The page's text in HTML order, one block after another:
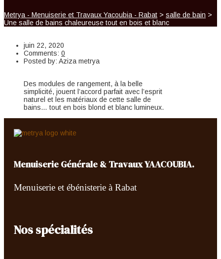
Metrya - Menuiserie et Travaux Yacoubia - Rabat > salle de bain >
Une salle de bains chaleureuse tout en bois et blanc
juin 22, 2020
Comments: 0
Posted by: Aziza metrya
Des modules de rangement, à la belle
simplicité, jouent l’accord parfait avec l’esprit
naturel et les matériaux de cette salle de
bains… tout en bois blond et blanc lumineux.
Menuiserie Générale & Travaux YAACOUBIA.
Menuiserie et ébénisterie à Rabat
Nos spécialités